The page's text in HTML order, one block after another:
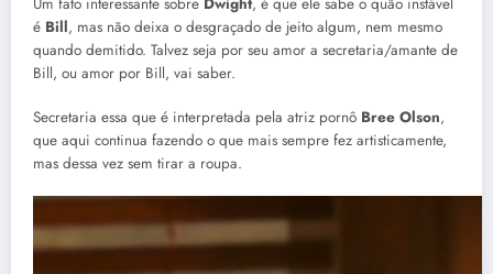
é Bill, mas não deixa o desgraçado de jeito algum, nem mesmo
quando demitido. Talvez seja por seu amor a secretaria/amante de
Bill, ou amor por Bill, vai saber.
Secretaria essa que é interpretada pela atriz pornô Bree Olson,
que aqui continua fazendo o que mais sempre fez artisticamente,
mas dessa vez sem tirar a roupa.